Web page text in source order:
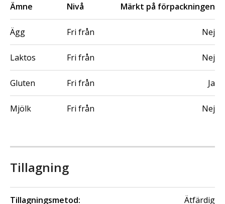
Ämne Nivå Märkt på förpackningen
Ägg Fri från Nej
Laktos Fri från Nej
Gluten Fri från Ja
Mjölk Fri från Nej
Tillagning
Tillagningsmetod: Ätfärdig